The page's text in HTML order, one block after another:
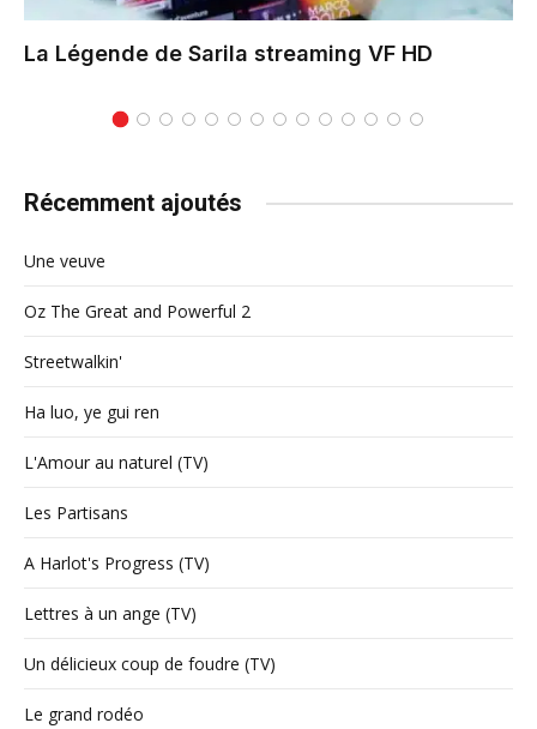
La Légende de Sarila streaming VF HD
Récemment ajoutés
Une veuve
Oz The Great and Powerful 2
Streetwalkin'
Ha luo, ye gui ren
L'Amour au naturel (TV)
Les Partisans
A Harlot's Progress (TV)
Lettres à un ange (TV)
Un délicieux coup de foudre (TV)
Le grand rodéo